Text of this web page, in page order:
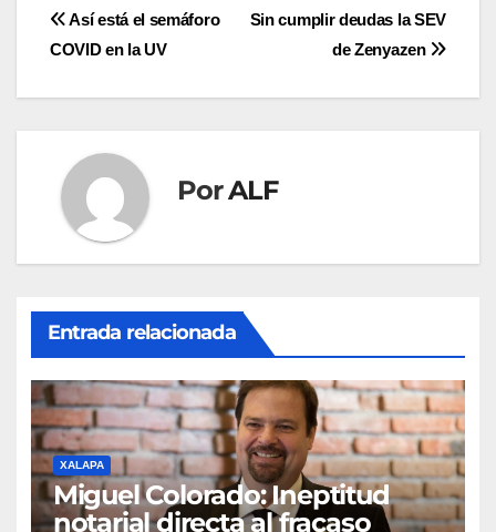
NavegaciónSin cumplir deudas la SEV
de Zenyazen
Así está el semáforo
COVID en la UV
PorALF
Entrada relacionada
XALAPA
Miguel Colorado: Ineptitud
notarial directa al fracaso